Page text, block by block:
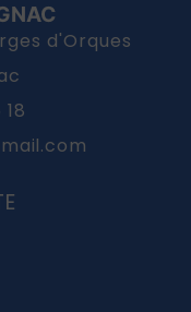
d'Orques